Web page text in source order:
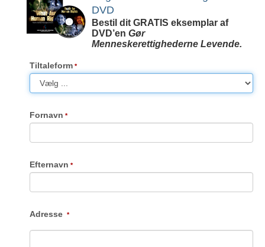
DVD
Bestil dit GRATIS eksemplar af
DVD’en Gør
Menneskerettighederne Levende.
Tiltaleform
Fornavn
Efternavn
Adresse